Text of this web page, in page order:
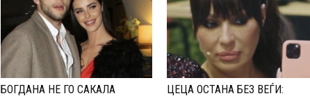
БОГДАНА НЕ ГО САКАЛА
ЦЕЦА ОСТАНА БЕЗ ВЕЃИ: